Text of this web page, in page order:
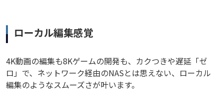
ローカル編集感覚
4K動画の編集も8Kゲームの開発も、カクつきや遅延「ゼ
ロ」で、ネットワーク経由のNASとは思えない、ローカル
編集のようなスムーズさが叶います。